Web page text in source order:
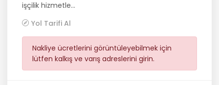
işçilik hizmetle...
Yol Tarifi Al
Nakliye ücretlerini görüntüleyebilmek için
lütfen kalkış ve varış adreslerini girin.